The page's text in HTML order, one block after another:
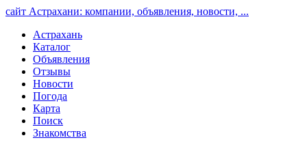
сайт Астрахани: компании, объявления, новости, ...
Астрахань
Каталог
Объявления
Отзывы
Новости
Погода
Карта
Поиск
Знакомства